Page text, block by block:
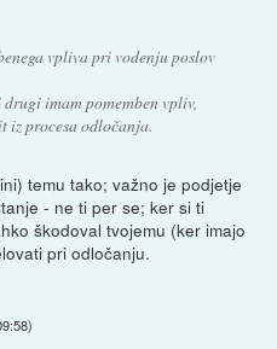
vpliva pri vodenju poslov
imam pomemben vpliv,
iz procesa odločanja.
temu tako; važno je podjetje
- ne ti per se; ker si ti
škodoval tvojemu (ker imajo
pri odločanju.
)